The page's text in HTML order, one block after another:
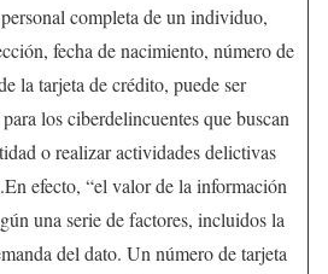
completa de un individuo,
fecha de nacimiento, número de
la tarjeta de crédito, puede ser
los ciberdelincuentes que buscan
o realizar actividades delictivas
efecto, “el valor de la información
una serie de factores, incluidos la
del dato. Un número de tarjeta